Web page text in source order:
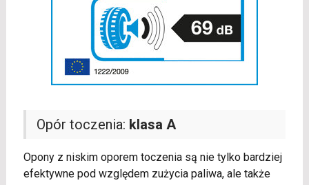
Opór toczenia: klasa A
Opony z niskim oporem toczenia są nie tylko bardziej
efektywne pod względem zużycia paliwa, ale także